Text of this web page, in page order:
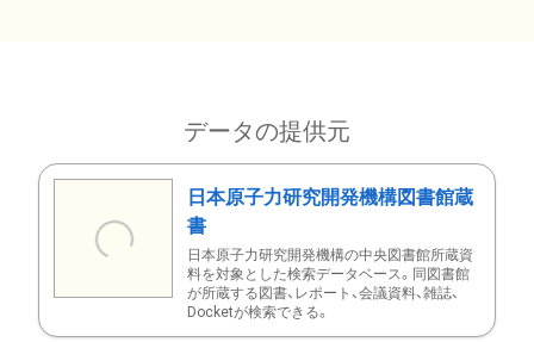
データの提供元
日本原子力研究開発機構図書館蔵
書
日本原子力研究開発機構の中央図書館所蔵資
料を対象とした検索データベース。同図書館
が所蔵する図書、レポート、会議資料、雑誌、
Docketが検索できる。